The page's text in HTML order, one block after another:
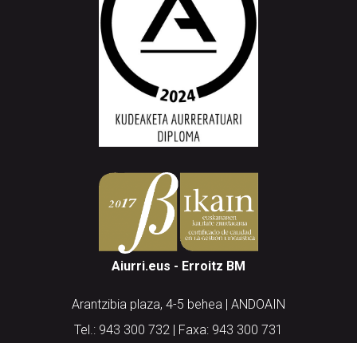
Aiurri.eus - Erroitz BM
Arantzibia plaza, 4-5 behea | ANDOAIN
Tel.: 943 300 732 | Faxa: 943 300 731